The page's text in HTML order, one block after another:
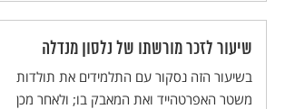
התפתחות הרעיון של זכויות האדם מהתנ"ך ועד
הכרזת העצמאות של מדינת ישראל.
שיעור לזכר מורשתו של נלסון מנדלה
בשיעור הזה נסקור עם התלמידים את תולדות
משטר האפרטהייד ואת המאבק בו; ולאחר מכן